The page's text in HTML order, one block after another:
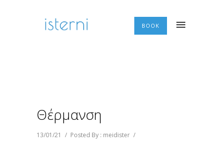
BOOK
Θέρμανση
13/01/21 / Posted By : meidister /